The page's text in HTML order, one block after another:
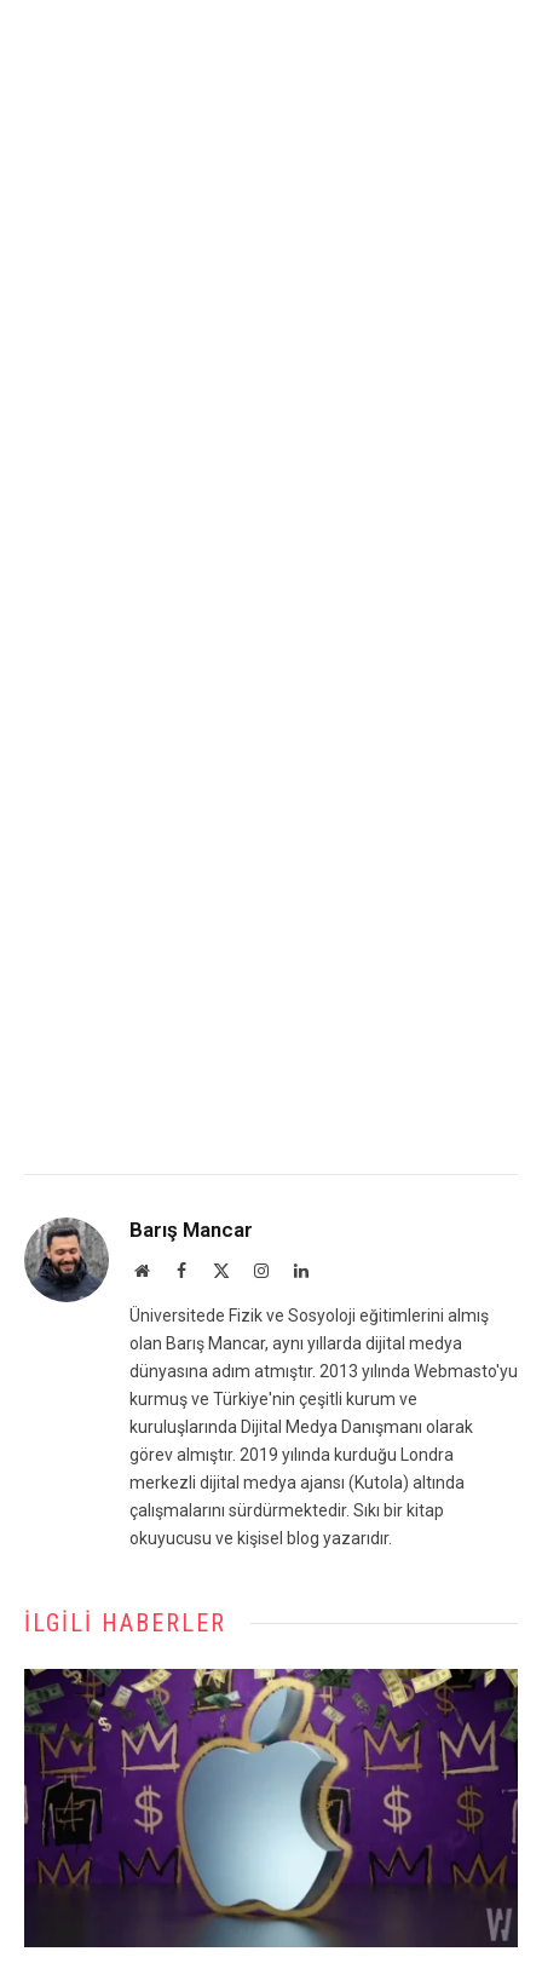
Barış Mancar
WebsiteFacebook InstagramLinkedIn
Üniversitede Fizik ve Sosyoloji eğitimlerini almış
olan Barış Mancar, aynı yıllarda dijital medya
dünyasına adım atmıştır. 2013 yılında Webmasto'yu
kurmuş ve Türkiye'nin çeşitli kurum ve
kuruluşlarında Dijital Medya Danışmanı olarak
görev almıştır. 2019 yılında kurduğu Londra
merkezli dijital medya ajansı (Kutola) altında
çalışmalarını sürdürmektedir. Sıkı bir kitap
okuyucusu ve kişisel blog yazarıdır.
İLGILI HABERLER